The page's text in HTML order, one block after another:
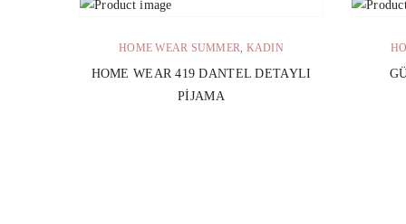
HOME WEAR SUMMER, KADIN
HOME WEAR 419 DANTEL DETAYLI
PIJAMA